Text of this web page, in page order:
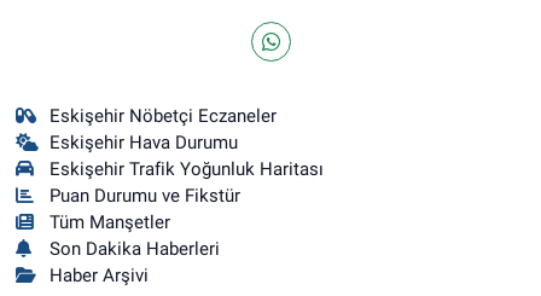
Eskişehir Nöbetçi Eczaneler
Eskişehir Hava Durumu
Eskişehir Trafik Yoğunluk Haritası
Puan Durumu ve Fikstür
Tüm Manşetler
Son Dakika Haberleri
Haber Arşivi